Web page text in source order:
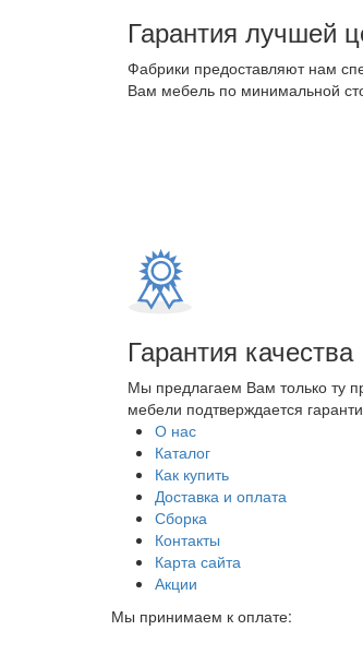
Гарантия лучшей
Фабрики предоставляют нам
Вам мебель по минимальной
Гарантия качества
Мы предлагаем Вам только ту
мебели подтверждается
О нас
Каталог
Как купить
Доставка и оплата
Сборка
Контакты
Карта сайта
Акции
Мы принимаем к оплате: